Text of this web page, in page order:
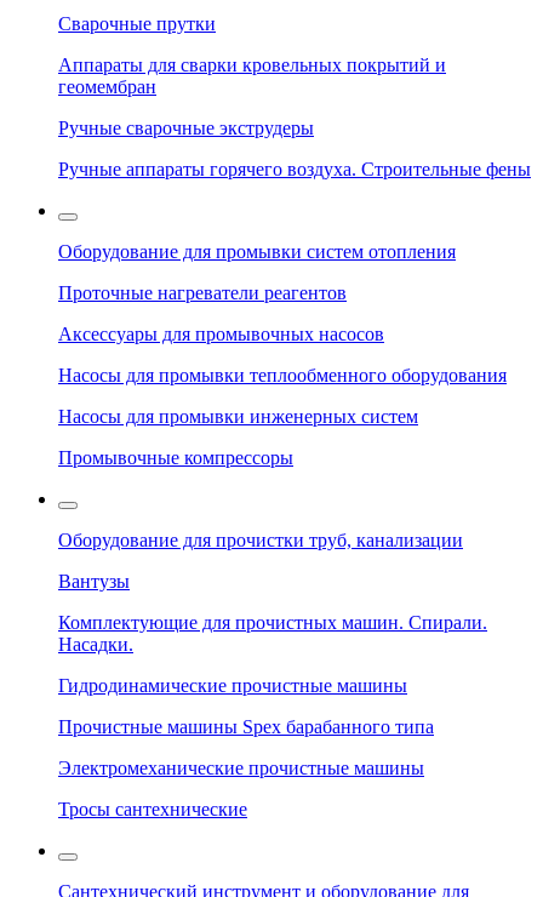
Сварочные прутки
Аппараты для сварки кровельных покрытий и
геомембран
Ручные сварочные экструдеры
Ручные аппараты горячего воздуха. Строительные фены
Оборудование для промывки систем отопления
Проточные нагреватели реагентов
Аксессуары для промывочных насосов
Насосы для промывки теплообменного оборудования
Насосы для промывки инженерных систем
Промывочные компрессоры
Оборудование для прочистки труб, канализации
Вантузы
Комплектующие для прочистных машин. Спирали.
Насадки.
Гидродинамические прочистные машины
Прочистные машины Spex барабанного типа
Электромеханические прочистные машины
Тросы сантехнические
Сантехнический инструмент и оборудование для